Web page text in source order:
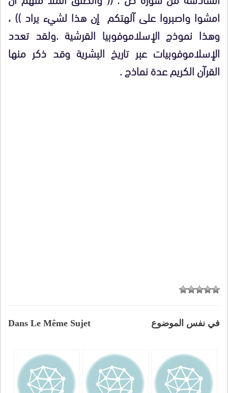
امشوا واصبروا على آلهتكم إن هذا لشيء يراد )) ،
وهذا نموذج الإسلاموفوبيا القرشية .ولقد تعدد
الإسلاموفوبيات عبر تاريخ البشرية وقد ذكر منها
القرآن الكريم عدة نماذج .
Dans Le Même Sujet في نفس الموضوع